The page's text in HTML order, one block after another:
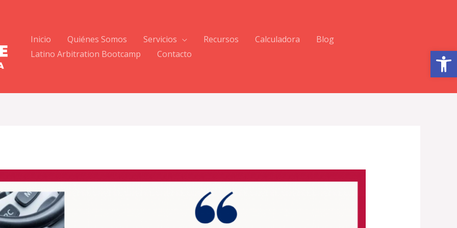
Abrir barra de herramientas
Inicio Quiénes Somos Servicios Recursos Calculadora
Blog
Latino Arbitration Bootcamp
Contacto